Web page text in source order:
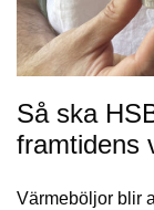
Så ska
framtidens
Värmeböljor blir